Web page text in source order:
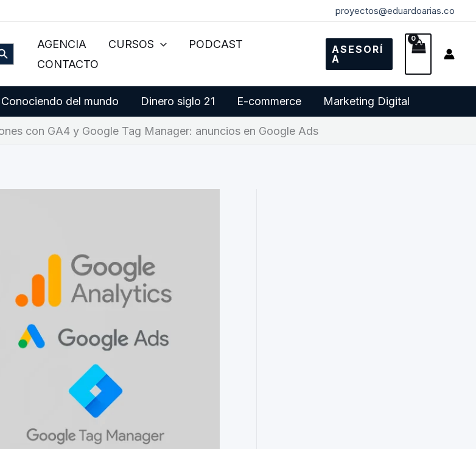
proyectos@eduardoarias.co
de búsquedaAGENCIA CURSOS
PODCAST
CONTACTO
ASESORÍ
A
Conociendo del mundo Dinero siglo 21 E-commerce Marketing Digital
con GA4 y Google Tag Manager: anuncios en Google Ads